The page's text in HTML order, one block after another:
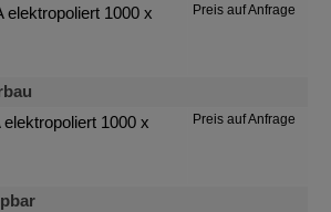
elektropoliert 1000 x
Preis auf Anfrage
1000 x
Preis auf Anfrage